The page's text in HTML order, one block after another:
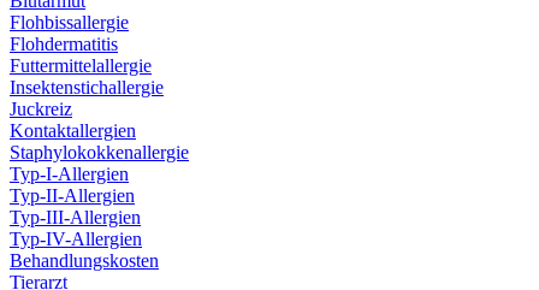
Flohbissallergie
Flohdermatitis
Futtermittelallergie
Insektenstichallergie
Juckreiz
Kontaktallergien
Staphylokokkenallergie
Typ-I-Allergien
Typ-II-Allergien
Typ-III-Allergien
Typ-IV-Allergien
Behandlungskosten
Tierarzt